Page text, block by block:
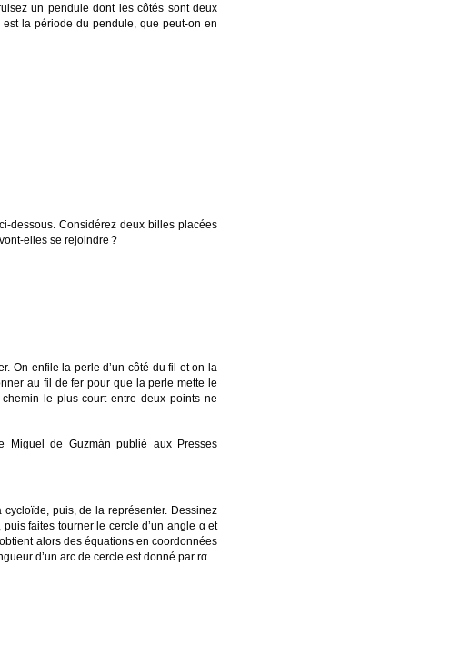
un pendule dont les côtés sont deux
la période du pendule, que peut-on en
dessous. Considérez deux billes placées
elles se rejoindre ?
On enfile la perle d’un côté du fil et on la
au fil de fer pour que la perle mette le
le plus court entre deux points ne
Miguel de Guzmán publié aux Presses
puis, de la représenter. Dessinez
faites tourner le cercle d’un angle αet
alors des équations en coordonnées
d’un arc de cercle est donné par rα.